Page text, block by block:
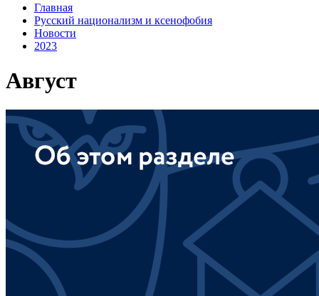
Главная
Русский национализм и ксенофобия
Новости
2023
Август